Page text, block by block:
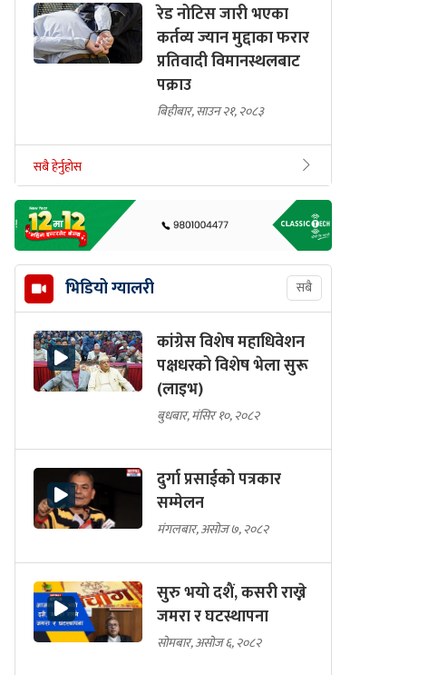
रेड नोटिस जारी भएका
कर्तव्य ज्यान मुद्दाका फरार
प्रतिवादी विमानस्थलबाट
पक्राउ
बिहीबार, साउन २१, २०८३
सबै हेर्नुहोस
भिडियो ग्यालरी सबै
कांग्रेस विशेष महाधिवेशन
पक्षधरको विशेष भेला सुरू
(लाइभ)
बुधबार, मंसिर १०, २०८२
दुर्गा प्रसाईको पत्रकार
सम्मेलन
मंगलबार, असोज ७, २०८२
सुरु भयो दशैं, कसरी राख्ने
जमरा र घटस्थापना
सोमबार, असोज ६, २०८२